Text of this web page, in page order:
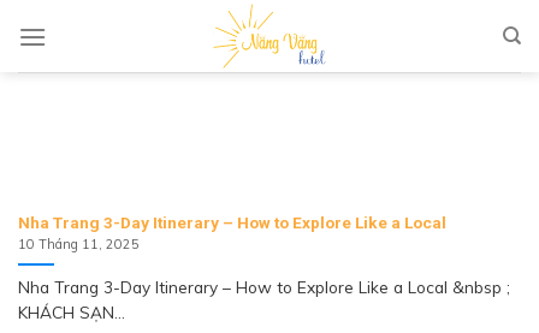
Nha Trang 3-Day Itinerary – How to Explore Like a Local
10 Tháng 11, 2025
Nha Trang 3-Day Itinerary – How to Explore Like a Local &nbsp ;
KHÁCH SẠN...